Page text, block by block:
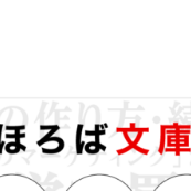
ないように、私共はお客様
として全力でサポートいたし